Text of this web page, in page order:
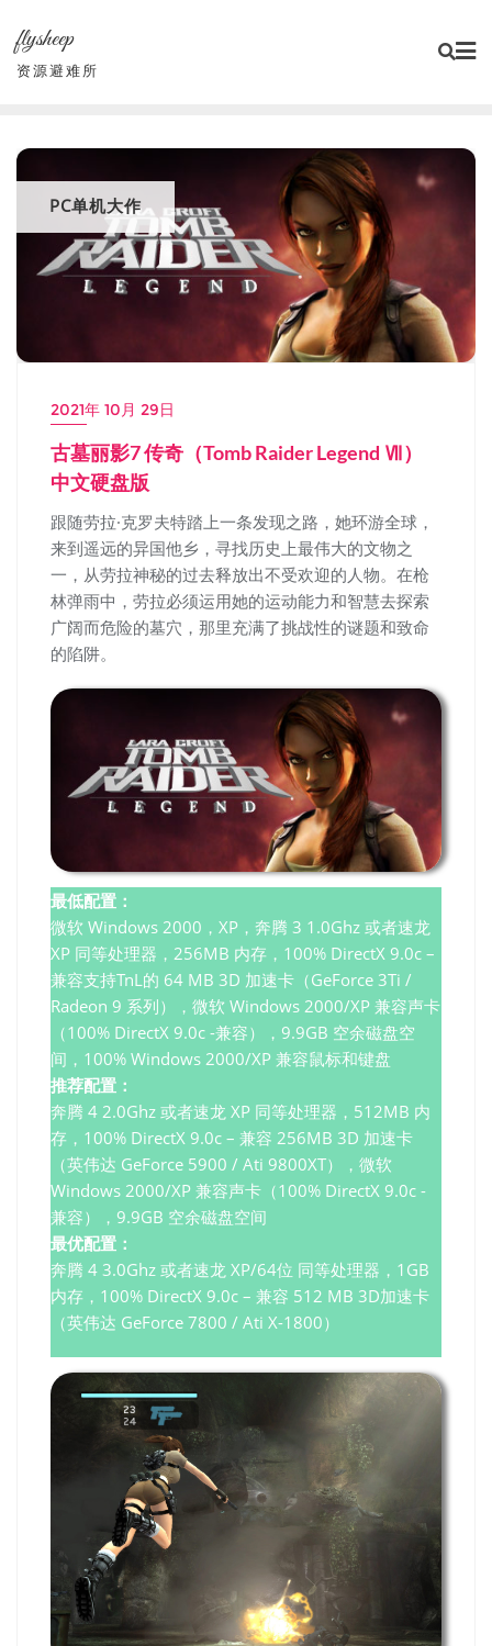
content
flysheep
资源避难所
PC单机大作
2021年 10月 29日
古墓丽影7 传奇（Tomb Raider Legend Ⅶ）
中文硬盘版
跟随劳拉·克罗夫特踏上一条发现之路，她环游全球，
来到遥远的异国他乡，寻找历史上最伟大的文物之
一，从劳拉神秘的过去释放出不受欢迎的人物。在枪
林弹雨中，劳拉必须运用她的运动能力和智慧去探索
广阔而危险的墓穴，那里充满了挑战性的谜题和致命
的陷阱。
最低配置：
微软 Windows 2000，XP，奔腾 3 1.0Ghz 或者速龙
XP 同等处理器，256MB 内存，100% DirectX 9.0c –
兼容支持TnL的 64 MB 3D 加速卡（GeForce 3Ti /
Radeon 9 系列），微软 Windows 2000/XP 兼容声卡
（100% DirectX 9.0c -兼容），9.9GB 空余磁盘空
间，100% Windows 2000/XP 兼容鼠标和键盘
推荐配置：
奔腾 4 2.0Ghz 或者速龙 XP 同等处理器，512MB 内
存，100% DirectX 9.0c – 兼容 256MB 3D 加速卡
（英伟达 GeForce 5900 / Ati 9800XT），微软
Windows 2000/XP 兼容声卡（100% DirectX 9.0c -
兼容），9.9GB 空余磁盘空间
最优配置：
奔腾 4 3.0Ghz 或者速龙 XP/64位 同等处理器，1GB
内存，100% DirectX 9.0c – 兼容 512 MB 3D加速卡
（英伟达 GeForce 7800 / Ati X-1800）